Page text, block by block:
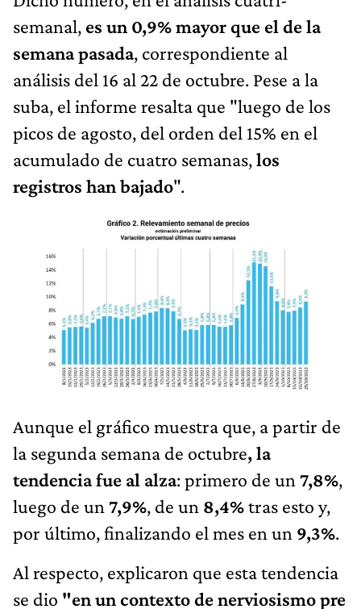
semanal, es un 0,9% mayor que el de la
semana pasada, correspondiente al
análisis del 16 al 22 de octubre. Pese a la
suba, el informe resalta que "luego de los
picos de agosto, del orden del 15% en el
acumulado de cuatro semanas,los
registros han bajado".
Aunque el gráfico muestra que, a partir de
la segunda semana de octubre, la
tendencia fue al alza: primero de un 7,8%,
luego de un 7,9%, de un 8,4%tras esto y,
por último, finalizando el mes en un 9,3%.
Al respecto, explicaron que esta tendencia
se dio "en un contexto de nerviosismo pre